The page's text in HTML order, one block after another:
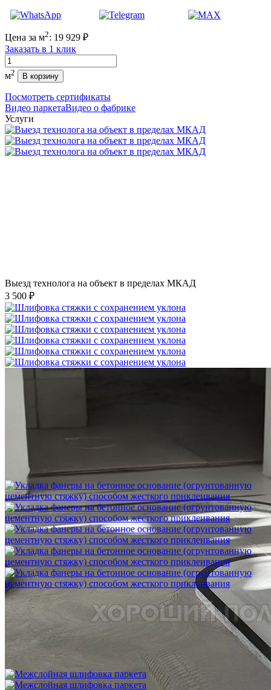
Цена за м2: 19 929 ₽
Заказать в 1 клик
Количество
м2 В корзину
Посмотреть сертификаты
Видео паркетаВидео о фабрике
Услуги
Выезд технолога на объект в пределах МКАД
3 500 ₽
Шлифовка стяжки с сохранением уклона
1 500 ₽
Укладка фанеры на бетонное основание (огрунтованную
цементную стяжку) способом жесткого приклеивания